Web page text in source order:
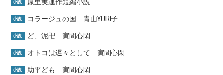
小説
小説 コラージュの国 青山YURI子
小説 ど、泥卍 寅間心閑
小説 オトコは遅々として 寅間心閑
小説 助平ども 寅間心閑